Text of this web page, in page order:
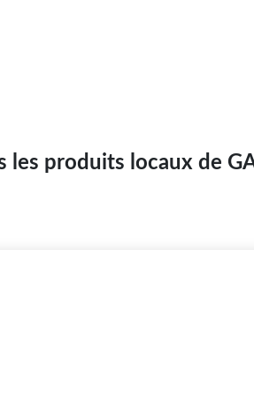
les produits locaux de